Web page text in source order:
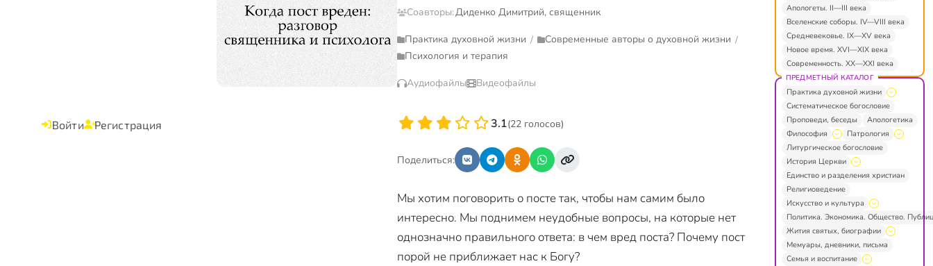
Войти Регистрация
Соавторы:Диденко Димитрий, священник
Практика духовной жизни / Современные авторы о духовной жизни /
Психология и терапия
Аудиофайлы Видеофайлы
3.1(22 голосов)
Поделиться:
Мы хотим поговорить о посте так, чтобы нам самим было
интересно. Мы поднимем неудобные вопросы, на которые нет
однозначно правильного ответа: в чем вред поста? Почему пост
порой не приближает нас к Богу?
Апологеты. II—III века
Вселенские соборы. IV—VIII века
Средневековье. IX—XV века
Новое время. XVI—XIX века
Современность. XX—XXI века
ПРЕДМЕТНЫЙ КАТАЛОГ
Практика духовной жизни
Систематическое богословие
Проповеди, беседы
Апологетика
Философия
Патрология
Литургическое богословие
История Церкви
Единство и разделения христиан
Религиоведение
Искусство и культура
Политика. Экономика. Общество.
Жития святых, биографии
Мемуары, дневники, письма
Семья и воспитание